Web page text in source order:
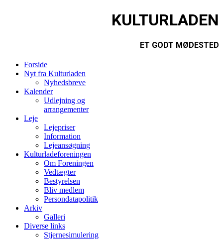
KULTURLADEN
ET GODT MØDESTED
Forside
Nyt fra Kulturladen
Nyhedsbreve
Kalender
Udlejning og
arrangementer
Leje
Lejepriser
Information
Lejeansøgning
Kulturladeforeningen
Om Foreningen
Vedtægter
Bestyrelsen
Bliv medlem
Persondatapolitik
Arkiv
Galleri
Diverse links
Stjernesimulering